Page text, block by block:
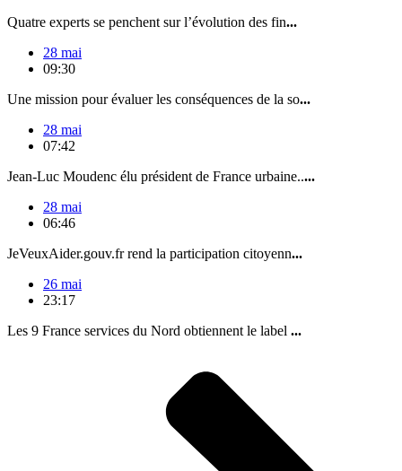
Quatre experts se penchent sur l’évolution des fin...
28 mai
09:30
Une mission pour évaluer les conséquences de la so...
28 mai
07:42
Jean-Luc Moudenc élu président de France urbaine.....
28 mai
06:46
JeVeuxAider.gouv.fr rend la participation citoyenn...
26 mai
23:17
Les 9 France services du Nord obtiennent le label ...